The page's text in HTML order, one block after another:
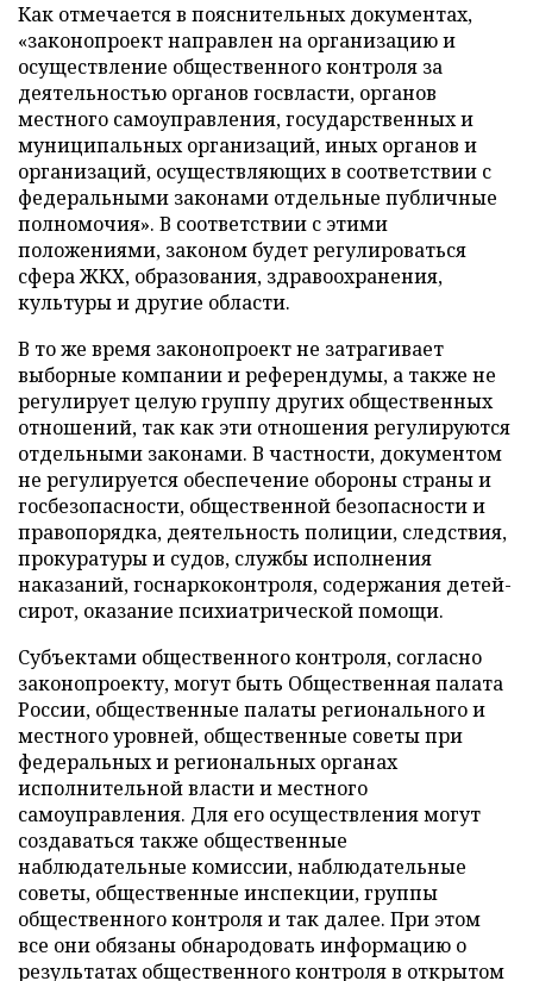
Как отмечается в пояснительных документах,
«законопроект направлен на организацию и
осуществление общественного контроля за
деятельностью органов госвласти, органов
местного самоуправления, государственных и
муниципальных организаций, иных органов и
организаций, осуществляющих в соответствии с
федеральными законами отдельные публичные
полномочия». В соответствии с этими
положениями, законом будет регулироваться
сфера ЖКХ, образования, здравоохранения,
культуры и другие области.
В то же время законопроект не затрагивает
выборные компании и референдумы, а также не
регулирует целую группу других общественных
отношений, так как эти отношения регулируются
отдельными законами. В частности, документом
не регулируется обеспечение обороны страны и
госбезопасности, общественной безопасности и
правопорядка, деятельность полиции, следствия,
прокуратуры и судов, службы исполнения
наказаний, госнаркоконтроля, содержания детей-
сирот, оказание психиатрической помощи.
Субъектами общественного контроля, согласно
законопроекту, могут быть Общественная палата
России, общественные палаты регионального и
местного уровней, общественные советы при
федеральных и региональных органах
исполнительной власти и местного
самоуправления. Для его осуществления могут
создаваться также общественные
наблюдательные комиссии, наблюдательные
советы, общественные инспекции, группы
общественного контроля и так далее. При этом
все они обязаны обнародовать информацию о
результатах общественного контроля в открытом